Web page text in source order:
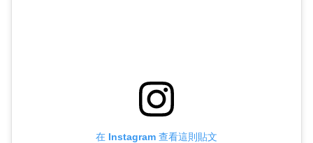
在 Instagram 查看這則貼文